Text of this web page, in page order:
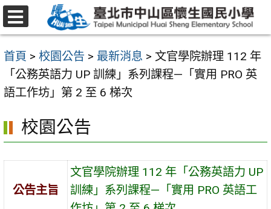
跳
至
要
容
首頁 > 校園公告 > 最新消息 > 文官學院辦理 112 年
「公務英語力 UP 訓練」系列課程—「實用 PRO 英
語工作坊」第 2 至 6 梯次
校園公告
公告主旨
文官學院辦理 112 年「公務英語力 UP
訓練」系列課程—「實用 PRO 英語工
選
單